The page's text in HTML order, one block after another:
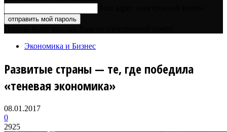
Экономика и Бизнес
Развитые страны — те, где победила
«теневая экономика»
08.01.2017
0
2925